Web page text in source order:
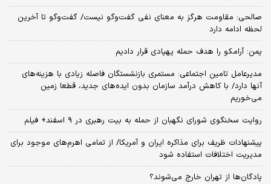
صالحی: مقاومت هرگز به معنای نفی گفت‌وگو نیست/ گفت‌وگو تا آخرین
لحظه ادامه دارد
یمن: آرامکو را هدف حمله پهپادی قرار دادیم
مدیرعامل تامین اجتماعی: مستمری بازنشستگان فاصله زیادی با هزینه‌های
آنها دارد/ با کاهش درآمد سازمان بدون ایده‌های جدید، قطعا زمین
می‌خوریم
روایت سخنگوی شورای نگهبان از حمله به بیت رهبری در ۹ اسفند+ فیلم
پیشنهادات ظریف برای مذاکره ایران و آمریکا/ از تمامی اهرم‌های موجود برای
مدیریت اختلافات استفاده شود
پادگان‌ها از تهران خارج می‌شوند؟